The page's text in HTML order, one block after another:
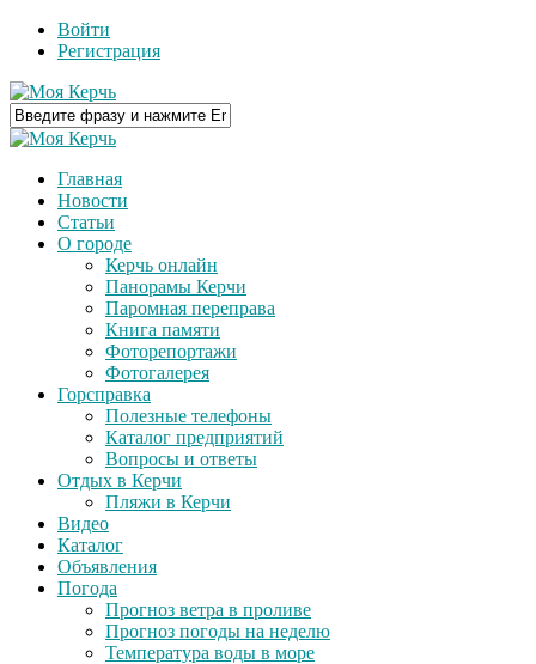
Войти
Регистрация
Главная
Новости
Статьи
О городе
Керчь онлайн
Панорамы Керчи
Паромная переправа
Книга памяти
Фоторепортажи
Фотогалерея
Горсправка
Полезные телефоны
Каталог предприятий
Вопросы и ответы
Отдых в Керчи
Пляжи в Керчи
Видео
Каталог
Объявления
Погода
Прогноз ветра в проливе
Прогноз погоды на неделю
Температура воды в море